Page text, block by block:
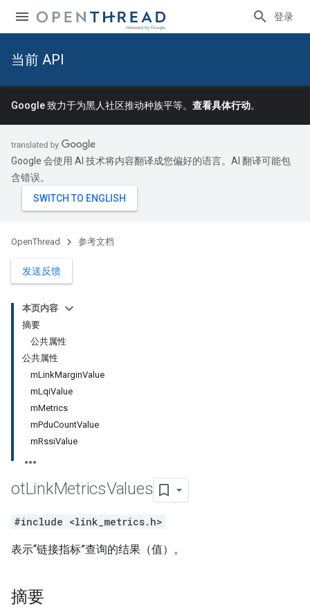
登录
当前 API
Google 致力于为黑人社区推动种族平等。 查看具体行动。
Google 会使用 AI 技术将内容翻译成您偏好的语言。AI 翻译可能包
含错误。
OpenThread 参考文档
发送反馈
本页内容
摘要
公共属性
公共属性
mLinkMarginValue
mLqiValue
mMetrics
mPduCountValue
mRssiValue
otLinkMetricsValues
#include <link_metrics.h>
表示“链接指标”查询的结果（值）。
摘要